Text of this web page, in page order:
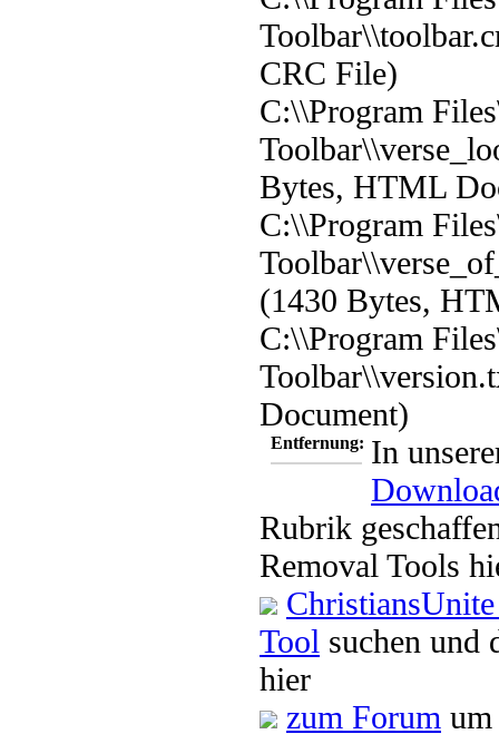
CRC File)
C:\\Program
Bytes, HTML
C:\\Program
(1430 Bytes,
C:\\Program
Document)
Entfernung: In
Rubrik
Removal Tools
Tool suchen und
hier
zum Forum